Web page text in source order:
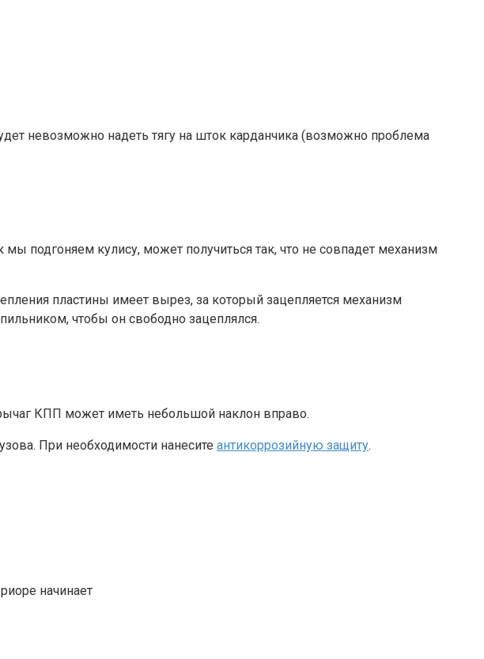
невозможно надеть тягу на шток карданчика (возможно проблема
подгоняем кулису, может получиться так, что не совпадет механизм
пластины имеет вырез, за который зацепляется механизм
чтобы он свободно зацеплялся.
КПП может иметь небольшой наклон вправо.
При необходимости нанесите антикоррозийную защиту.
начинает